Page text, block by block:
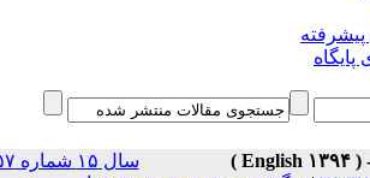
سال ۱۵ شماره ۵۷